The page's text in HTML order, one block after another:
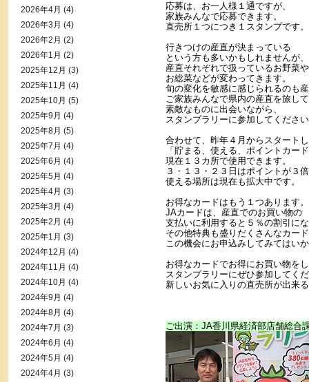
応募は、お一人様１通ですが、
家族みんなで応募できます。
直売所１つにつき１スタンプです。
行きつけの産直が決まっている
という方も多いかもしれませんが、
産直それぞれで扱っているお野菜
お総菜などが変わってきます。
旬の変化を敏感に感じられるのも
ご家族みんなで県内の産直を旅し
素敵なものに出会いながら、
スタンプラリーに参加してくださ
合わせて、昨年４月からスタート
「貯まる、使える、ポイントカー
現在１３カ所で使用できます。
３・１３・２３日はポイントが３
使える場所は現在も拡大中です。
お得なカードはもう１つあります。
JAカードは、産直でのお買い物の
支払いに利用すると５％の割引に
その他特典も盛りだくさんなカー
この機会にお申込みしてみてはい
お得なカードでお得にお買い物を
スタンプラリーにぜひ参加してく
新しいお気に入りの直売所が出来
ご出演：JA香川県経済部店舗総
2026年4月 (4)
2026年3月 (4)
2026年2月 (2)
2026年1月 (2)
2025年12月 (3)
2025年11月 (4)
2025年10月 (5)
2025年9月 (4)
2025年8月 (5)
2025年7月 (4)
2025年6月 (4)
2025年5月 (4)
2025年4月 (3)
2025年3月 (4)
2025年2月 (4)
2025年1月 (3)
2024年12月 (4)
2024年11月 (4)
2024年10月 (4)
2024年9月 (4)
2024年8月 (4)
2024年7月 (3)
2024年6月 (4)
2024年5月 (4)
2024年4月 (3)